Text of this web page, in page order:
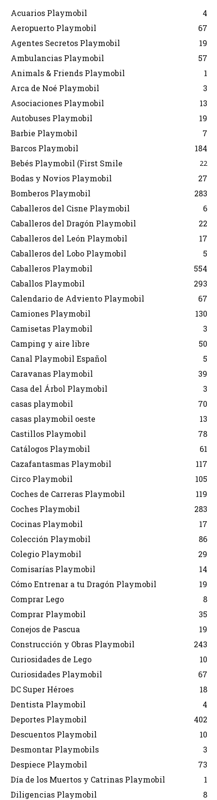
Acuarios Playmobil
4
Aeropuerto Playmobil
67
Agentes Secretos Playmobil
19
Ambulancias Playmobil
57
Animals & Friends Playmobil
1
Arca de Noé Playmobil
3
Asociaciones Playmobil
13
Autobuses Playmobil
19
Barbie Playmobil
7
Barcos Playmobil
184
Bebés Playmobil (First Smile
22
Bodas y Novios Playmobil
27
Bomberos Playmobil
283
Caballeros del Cisne Playmobil
6
Caballeros del Dragón Playmobil
22
Caballeros del León Playmobil
17
Caballeros del Lobo Playmobil
5
Caballeros Playmobil
554
Caballos Playmobil
293
Calendario de Adviento Playmobil
67
Camiones Playmobil
130
Camisetas Playmobil
3
Camping y aire libre
50
Canal Playmobil Español
5
Caravanas Playmobil
39
Casa del Árbol Playmobil
3
casas playmobil
70
casas playmobil oeste
13
Castillos Playmobil
78
Catálogos Playmobil
61
Cazafantasmas Playmobil
117
Circo Playmobil
105
Coches de Carreras Playmobil
119
Coches Playmobil
283
Cocinas Playmobil
17
Colección Playmobil
86
Colegio Playmobil
29
Comisarías Playmobil
14
Cómo Entrenar a tu Dragón Playmobil
19
Comprar Lego
8
Comprar Playmobil
35
Conejos de Pascua
19
Construcción y Obras Playmobil
243
Curiosidades de Lego
10
Curiosidades Playmobil
67
DC Super Héroes
18
Dentista Playmobil
4
Deportes Playmobil
402
Descuentos Playmobil
10
Desmontar Playmobils
3
Despiece Playmobil
73
Día de los Muertos y Catrinas Playmobil
1
Diligencias Playmobil
8